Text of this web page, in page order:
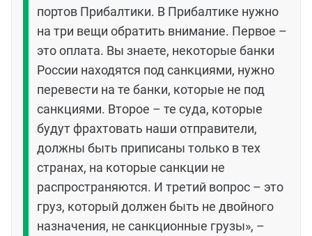
портов Прибалтики. В Прибалтике нужно
на три вещи обратить внимание. Первое –
это оплата. Вы знаете, некоторые банки
России находятся под санкциями, нужно
перевести на те банки, которые не под
санкциями. Второе – те суда, которые
будут фрахтовать наши отправители,
должны быть приписаны только в тех
странах, на которые санкции не
распространяются. И третий вопрос – это
груз, который должен быть не двойного
назначения, не санкционные грузы», –